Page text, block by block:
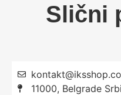
Slični
11000, Belgrade